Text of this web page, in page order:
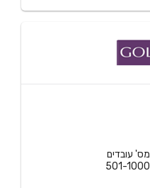
מס' עובדים
501-1000